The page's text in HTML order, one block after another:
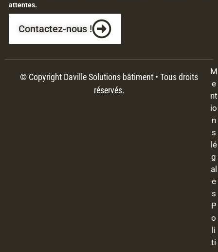
attentes.
Contactez-nous !
© Copyright Daville Solutions bâtiment • Tous droits
réservés.
M
e
nt
io
n
s
lé
g
al
e
s
P
o
li
ti